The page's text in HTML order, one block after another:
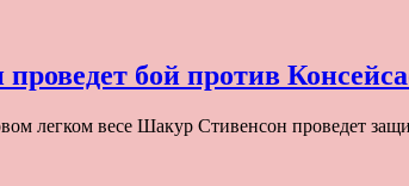
бой против
легком весе Шакур Стивенсон проведет